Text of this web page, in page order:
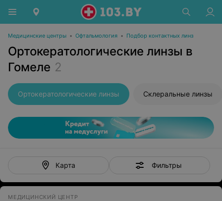
Медицинские центры • Офтальмология • Подбор контактных линз
Ортокератологические линзы в
Гомеле 2
Ортокератологические линзы Склеральные линзы
Карта Фильтры
МЕДИЦИНСКИЙ ЦЕНТР